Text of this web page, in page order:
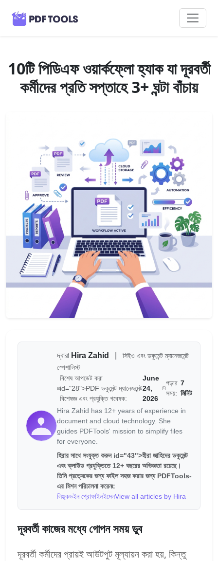
10টি পিডিএফ ওয়ার্কফ্লো হ্যাক যা দূরবর্তী
কর্মীদের প্রতি সপ্তাহে 3+ ঘন্টা বাঁচায়
দ্বারা Hira Zahid
সিইও এবং ডকুমেন্ট ম্যানেজমেন্ট
স্পেশালিস্ট
বিশেষ আপডেট করা
id="28">PDF ডকুমেন্ট ম্যানেজমেন্ট
বিশেষজ্ঞ এবং প্রযুক্তি গবেষক:
June
24,
2026
পড়ার
সময়:
7
মিনিট
Hira Zahid has 12+ years of experience in
document and cloud technology. She
guides PDFTools' mission to simplify files
for everyone.
হিরার সাথে সংযুক্ত করুন id="43">হীরা জাহিদের ডকুমেন্ট
এবং ক্লাউড প্রযুক্তিতে 12+ বছরের অভিজ্ঞতা রয়েছে।
তিনি প্রত্যেকের জন্য ফাইল সহজ করার জন্য PDFTools-
এর মিশন পরিচালনা করেন৷:
লিঙ্কডইন প্রোফাইলইমেলView all articles by Hira
দূরবর্তী কাজের মধ্যে গোপন সময় ডুব
দূরবর্তী কর্মীদের প্রায়ই আউটপুট মূল্যায়ন করা হয়, কিন্তু